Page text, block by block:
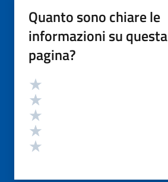
Quanto sono chiare le
informazioni su questa
pagina?
Valutazione